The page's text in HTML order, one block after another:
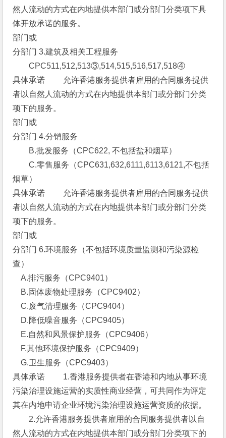
然人流动的方式在内地提供本部门或分部门分类项下具
体开放承诺的服务。
部门或
分部门 3.建筑及相关工程服务
CPC511,512,513③,514,515,516,517,518④
具体承诺 　　允许香港服务提供者雇用的合同服务提供
者以自然人流动的方式在内地提供本部门或分部门分类
项下的服务。
部门或
分部门 4.分销服务
B.批发服务（CPC622, 不包括盐和烟草）
C.零售服务（CPC631,632,6111,6113,6121,不包括
烟草）
具体承诺 　　允许香港服务提供者雇用的合同服务提供
者以自然人流动的方式在内地提供本部门或分部门分类
项下的服务。
部门或
分部门 6.环境服务（不包括环境质量监测和污染源检
查）
A.排污服务（CPC9401）
B.固体废物处理服务（CPC9402）
C.废气清理服务（CPC9404）
D.降低噪音服务（CPC9405）
E.自然和风景保护服务（CPC9406）
F.其他环境保护服务（CPC9409）
G.卫生服务（CPC9403）
具体承诺 　　1.香港服务提供者在香港和内地从事环境
污染治理设施运营的实质性商业经营，可共同作为评定
其在内地申请企业环境污染治理设施运营资质的依据。
2.允许香港服务提供者雇用的合同服务提供者以自
然人流动的方式在内地提供本部门或分部门分类项下的